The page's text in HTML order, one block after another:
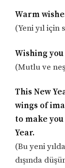
Warm
(Yeni yıl için
Wishing
(Mutlu ve
This New
wings of
to make
Year.
(Bu yeni
dışında